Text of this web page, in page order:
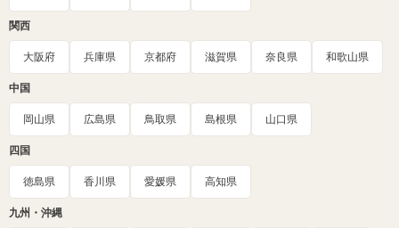
関西
大阪府 兵庫県 京都府 滋賀県 奈良県 和歌山県
中国
岡山県 広島県 鳥取県 島根県 山口県
四国
徳島県 香川県 愛媛県 高知県
九州・沖縄